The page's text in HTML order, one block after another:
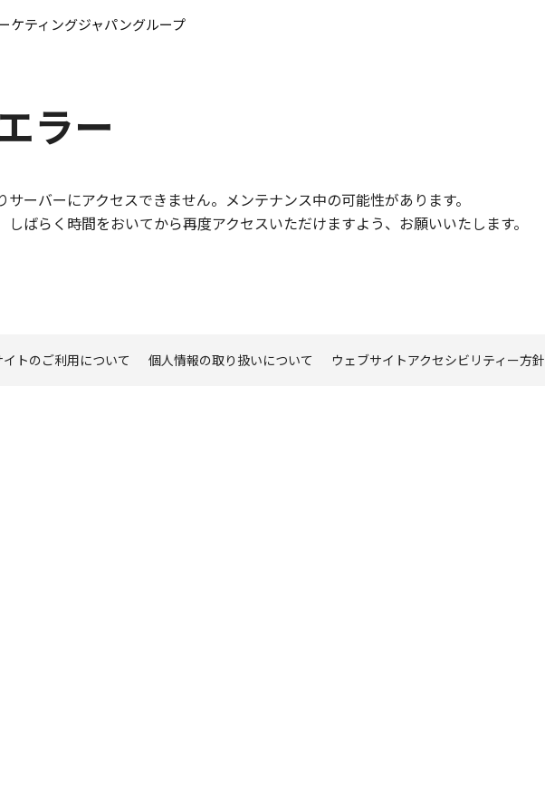
ケティングジャパングループ
ラー
ーバーにアクセスできません。メンテナンス中の可能性があります。
ばらく時間をおいてから再度アクセスいただけますよう、お願いいたします。
イトのご利用について 個人情報の取り扱いについて ウェブサイトアクセシビリティー方針